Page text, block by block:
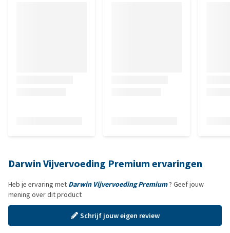
Darwin Vijvervoeding Premium ervaringen
Heb je ervaring met Darwin Vijvervoeding Premium? Geef jouw
mening over dit product
Schrijf jouw eigen review